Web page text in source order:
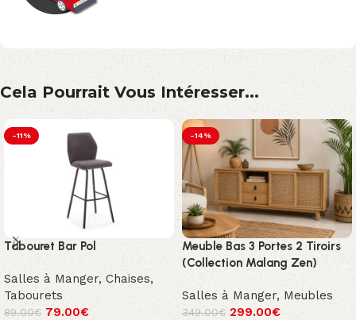
Cela Pourrait Vous Intéresser...
-11%
Tabouret Bar Pol
Salles à Manger, Chaises,
Tabourets
89.00€ 79.00€
-14%
Meuble Bas 3 Portes 2 Tiroirs
(Collection Malang Zen)
Salles à Manger, Meubles
349.00€ 299.00€